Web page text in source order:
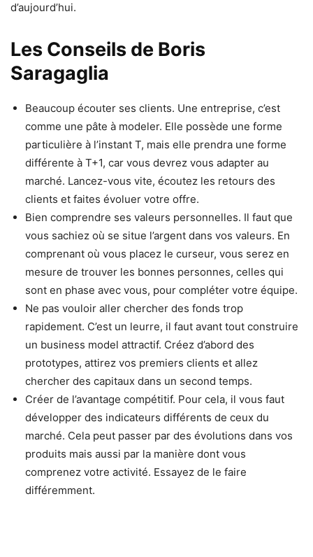
d’aujourd’hui.
Les Conseils de Boris
Saragaglia
Beaucoup écouter ses clients. Une entreprise, c’est
comme une pâte à modeler. Elle possède une forme
particulière à l’instant T, mais elle prendra une forme
différente à T+1, car vous devrez vous adapter au
marché. Lancez-vous vite, écoutez les retours des
clients et faites évoluer votre offre.
Bien comprendre ses valeurs personnelles. Il faut que
vous sachiez où se situe l’argent dans vos valeurs. En
comprenant où vous placez le curseur, vous serez en
mesure de trouver les bonnes personnes, celles qui
sont en phase avec vous, pour compléter votre équipe.
Ne pas vouloir aller chercher des fonds trop
rapidement. C’est un leurre, il faut avant tout construire
un business model attractif. Créez d’abord des
prototypes, attirez vos premiers clients et allez
chercher des capitaux dans un second temps.
Créer de l’avantage compétitif. Pour cela, il vous faut
développer des indicateurs différents de ceux du
marché. Cela peut passer par des évolutions dans vos
produits mais aussi par la manière dont vous
comprenez votre activité. Essayez de le faire
différemment.